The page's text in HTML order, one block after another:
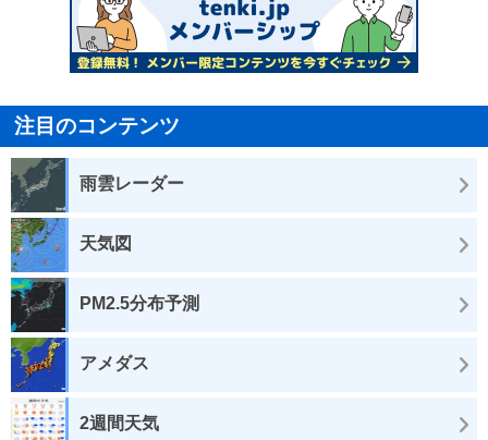
注目のコンテンツ
雨雲レーダー
天気図
PM2.5分布予測
アメダス
2週間天気